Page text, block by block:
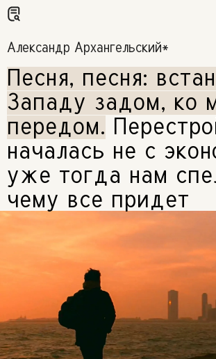
Александр Архангельский*
Песня, песня:
Западу задом, ко
передом.
началась не с
уже тогда нам
чему все придет